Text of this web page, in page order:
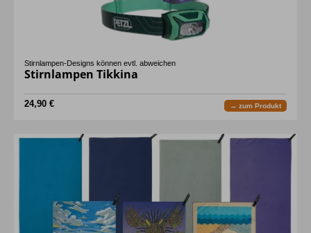
Stirnlampen-Designs können evtl. abweichen
Stirnlampen Tikkina
24,90 € → zum Produkt